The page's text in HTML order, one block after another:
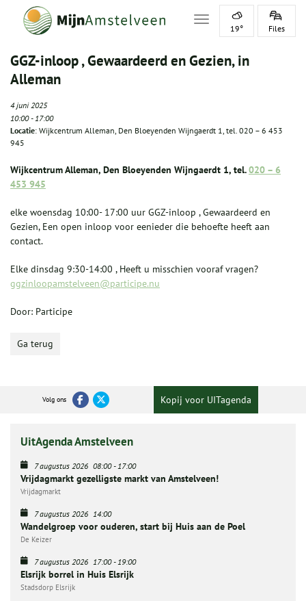
Toggle navigation
19° Files
GGZ-inloop , Gewaardeerd en Gezien, in
Alleman
4 juni 2025
10:00-17:00
Locatie: Wijkcentrum Alleman, Den Bloeyenden Wijngaerdt 1, tel. 020 – 6 453
945
Wijkcentrum Alleman, Den Bloeyenden Wijngaerdt 1, tel.020 – 6
453 945
elke woensdag 10:00- 17:00 uur GGZ-inloop , Gewaardeerd en
Gezien, Een open inloop voor eenieder die behoefte heeft aan
contact.
Elke dinsdag 9:30-14:00 , Heeft u misschien vooraf vragen?
ggzinloopamstelveen@participe.nu
Door: Participe
Ga terug
Volg ons Kopij voor UITagenda
UitAgenda Amstelveen
7 augustus 2026 08:00-17:00
Vrijdagmarkt gezelligste markt van Amstelveen!
Vrijdagmarkt
7 augustus 2026 14:00
Wandelgroep voor ouderen, start bij Huis aan de Poel
De Keizer
7 augustus 2026 17:00-19:00
Elsrijk borrel in Huis Elsrijk
Stadsdorp Elsrijk